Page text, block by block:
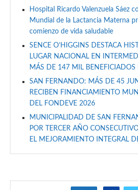
Hospital Ricardo Valenzuela Sáez
Mundial de la Lactancia Materna
comienzo de vida saludable
SENCE O’HIGGINS DESTACA
LUGAR NACIONAL EN
MÁS DE 147 MIL BENEFICIADOS
SAN FERNANDO: MÁS DE 45
RECIBEN FINANCIAMIENTO
DEL FONDEVE 2026
MUNICIPALIDAD DE SAN
POR TERCER AÑO
EL MEJORAMIENTO INTEGRAL